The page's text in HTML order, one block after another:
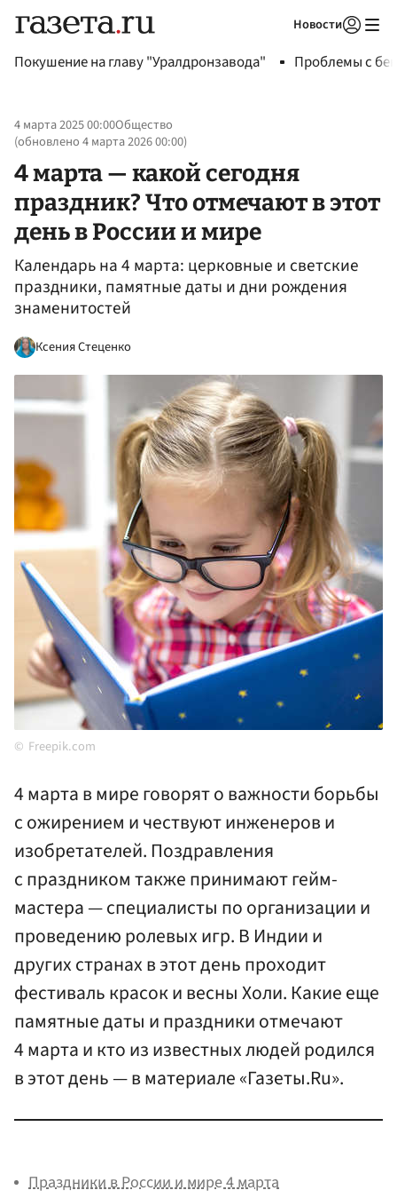
Новости
Покушение на главу "Уралдронзавода" Проблемы с
4 марта 2025 00:00Общество
(обновлено4 марта 2026 00:00)
4 марта — какой сегодня
праздник? Что отмечают в этот
день в России и мире
Календарь на 4 марта: церковные и светские
праздники, памятные даты и дни рождения
знаменитостей
Ксения Стеценко
Freepik.com
4 марта в мире говорят о важности борьбы
с ожирением и чествуют инженеров и
изобретателей. Поздравления
с праздником также принимают гейм-
мастера — специалисты по организации и
проведению ролевых игр. В Индии и
других странах в этот день проходит
фестиваль красок и весны Холи. Какие еще
памятные даты и праздники отмечают
4 марта и кто из известных людей родился
в этот день — в материале «Газеты.Ru».
Праздники в России и мире 4 марта